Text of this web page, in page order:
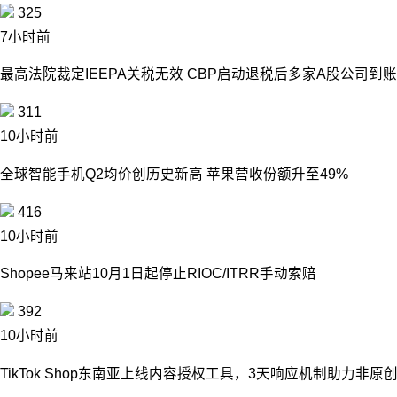
325
7小时前
最高法院裁定IEEPA关税无效 CBP启动退税后多家A股公司到账
311
10小时前
全球智能手机Q2均价创历史新高 苹果营收份额升至49%
416
10小时前
Shopee马来站10月1日起停止RIOC/ITRR手动索赔
392
10小时前
TikTok Shop东南亚上线内容授权工具，3天响应机制助力非原